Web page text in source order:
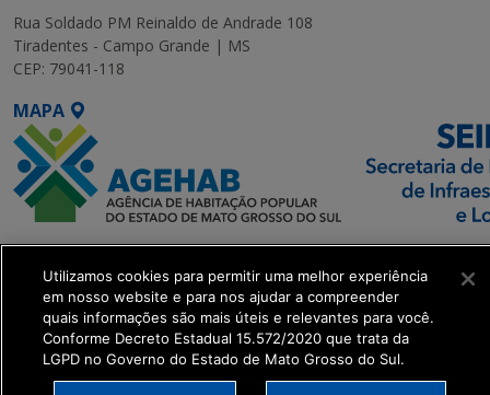
Rua Soldado PM Reinaldo de Andrade 108
Tiradentes - Campo Grande | MS
CEP: 79041-118
MAPA
SETDIG | Secretaria-
Executiva de
Transformação Digital
get_footer();
Utilizamos cookies para permitir uma melhor experiência
em nosso website e para nos ajudar a compreender
quais informações são mais úteis e relevantes para você.
Conforme Decreto Estadual 15.572/2020 que trata da
LGPD no Governo do Estado de Mato Grosso do Sul.